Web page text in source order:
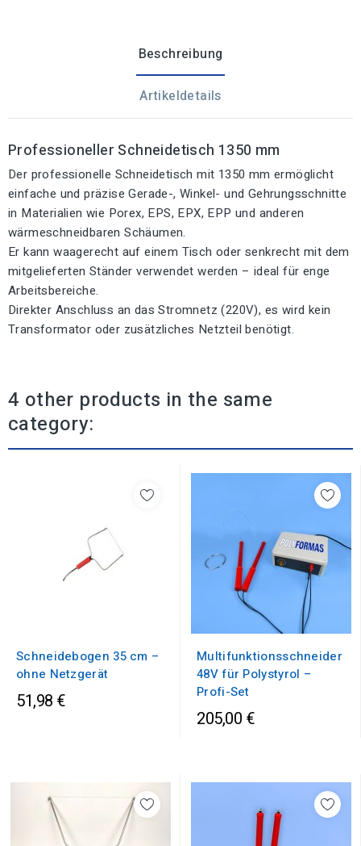
Beschreibung
Artikeldetails
Professioneller Schneidetisch 1350 mm
Der professionelle Schneidetisch mit 1350 mm ermöglicht
einfache und präzise Gerade-, Winkel- und Gehrungsschnitte
in Materialien wie Porex, EPS, EPX, EPP und anderen
wärmeschneidbaren Schäumen.
Er kann waagerecht auf einem Tisch oder senkrecht mit dem
mitgelieferten Ständer verwendet werden – ideal für enge
Arbeitsbereiche.
Direkter Anschluss an das Stromnetz (220V), es wird kein
Transformator oder zusätzliches Netzteil benötigt.
4 other products in the same
category:
Schneidebogen 35 cm –
ohne Netzgerät
51,98 €
Multifunktionsschneider
48V für Polystyrol –
Profi-Set
205,00 €